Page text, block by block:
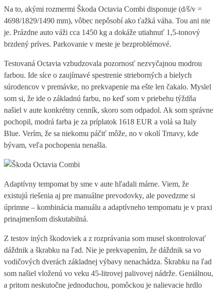
Na to, akými rozmermi Škoda Octavia Combi disponuje (d/š/v =
4698/1829/1490 mm), vôbec nepôsobí ako ťažká váha. Tou ani nie
je. Prázdne auto váži cca 1450 kg a dokáže utiahnuť 1,5-tonový
brzdený príves. Parkovanie v meste je bezproblémové.
Testovaná Octavia vzbudzovala pozornosť nezvyčajnou modrou
farbou. Ide síce o zaujímavé spestrenie strieborných a bielych
súrodencov v premávke, no prekvapenie ma ešte len čakalo. Myslel
som si, že ide o základnú farbu, no keď som v priebehu týždňa
našiel v aute konkrétny cenník, skoro som odpadol. Ak som správne
pochopil, modrá farba je za príplatok 1618 EUR a volá sa Italy
Blue. Verím, že sa niekomu páčiť môže, no v okolí Trnavy, kde
bývam, veľa pochopenia nenašla.
Adaptívny tempomat by sme v aute hľadali márne. Viem, že
existujú riešenia aj pre manuálne prevodovky, ale povedzme si
úprimne – kombinácia manuálu a adaptívneho tempomatu je v praxi
prinajmenšom diskutabilná.
Z testov iných škodoviek a z rozprávania som musel skontrolovať
dáždnik a škrabku na ľad. Nie je prekvapením, že dáždnik sa vo
vodičových dverách základnej výbavy nenachádza. Škrabku na ľad
som našiel vloženú vo veku 45-litrovej palivovej nádrže. Geniálnou,
a pritom neskutočne jednoduchou, pomôckou je nalievacie hrdlo